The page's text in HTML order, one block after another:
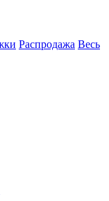
Распродажа Весь